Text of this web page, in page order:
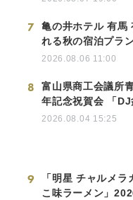
7
亀の井ホテル 有馬
れる秋の宿泊プラ
2026.08.06 11:00
8
富山県商工会議所
年記念祝賀会 「
2026.08.04 15:25
9
「明星 チャルメ
こ味ラーメン」